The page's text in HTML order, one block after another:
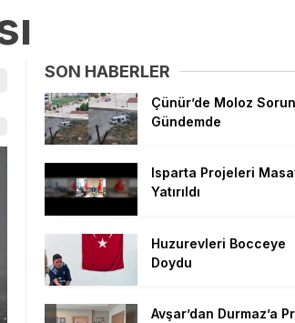
SON HABERLER
Çünür’de Moloz
Gündemde
Isparta Projeleri
Yatırıldı
Huzurevleri Bocceye
Doydu
Avşar’dan Durmaz’a